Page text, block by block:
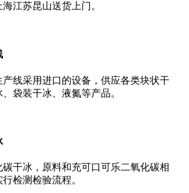
江苏昆山送货上门。
产线采用进口的设备，供应各类块状干
袋装干冰、液氮等产品。
干冰，原料和充可口可乐二氧化碳相
检测检验流程。